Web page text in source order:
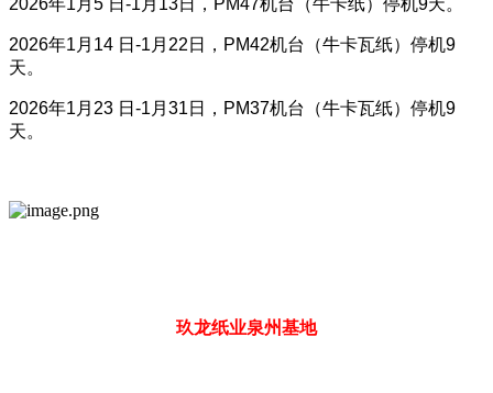
2026年1月14 日-1月22日，PM42机台（牛卡瓦纸）停机9
天。
2026年1月23 日-1月31日，PM37机台（牛卡瓦纸）停机9
天。
玖龙纸业泉州基地